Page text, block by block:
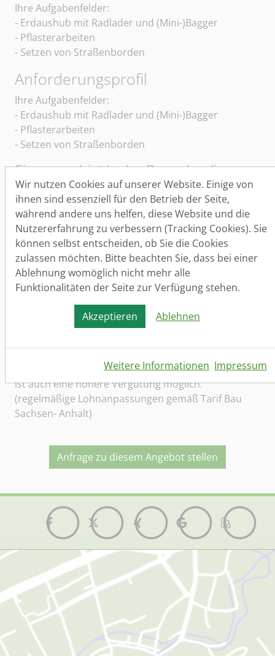
Ihre Aufgabenfelder:
- Erdaushub mit Radlader und (Mini-)Bagger
- Pflasterarbeiten
- Setzen von Straßenborden
Anforderungsprofil
Ihre Aufgabenfelder:
- Erdaushub mit Radlader und (Mini-)Bagger
- Pflasterarbeiten
- Setzen von Straßenborden
Einzugsgebiet/e der Bewerber/innen
Sie sollten idealerweise aus dem Einzugsgebiet
Artern, Sangerhausen, Südharz, Querfurt,
Lutherstadt Eisleben, Roßleben bzw. dem jeweiligen
Nahbereich kommen.
Arbeitsort
Landkreis Mansfeld- Südharz, Landkreis Saalekreis
Arbeitszeit
Vollzeit (Normalschicht)
Verdienst
€ , je nach Qualifikation und Berufserfahrung
ist auch eine höhere Vergütung möglich.
(regelmäßige Lohnanpassungen gemäß Tarif Bau
Sachsen- Anhalt)
Anfrage zu diesem Angebot stellen
Wir nutzen Cookies auf unserer Website. Einige von
ihnen sind essenziell für den Betrieb der Seite,
während andere uns helfen, diese Website und die
Nutzererfahrung zu verbessern (Tracking Cookies). Sie
können selbst entscheiden, ob Sie die Cookies
zulassen möchten. Bitte beachten Sie, dass bei einer
Ablehnung womöglich nicht mehr alle
Funktionalitäten der Seite zur Verfügung stehen.
Akzeptieren Ablehnen
Weitere Informationen Impressum